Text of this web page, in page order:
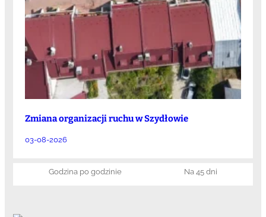
Zmiana organizacji ruchu w Szydłowie
03-08-2026
Godzina po godzinie Na 45 dni